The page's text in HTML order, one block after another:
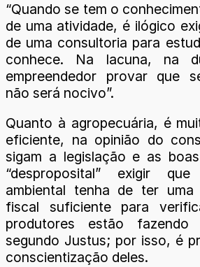
“Quando se tem o
de uma atividade, é ilógico
de uma consultoria para
conhece. Na lacuna, na
empreendedor provar que
não será nocivo”.
Quanto à agropecuária, é
eficiente, na opinião do
sigam a legislação e as
“desproposital” exigir
ambiental tenha de ter
fiscal suficiente para
produtores estão
segundo Justus; por isso, é
conscientização deles.